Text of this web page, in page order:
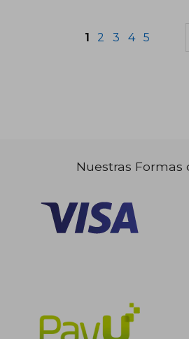
$ 84.915
1 2 3 4 5
Nuestras Formas